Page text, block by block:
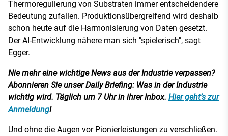
Thermoregulierung von Substraten immer entscheidendere
Bedeutung zufallen. Produktionsübergreifend wird deshalb
schon heute auf die Harmonisierung von Daten gesetzt.
Der AI-Entwicklung nähere man sich "spielerisch", sagt
Egger.
Nie mehr eine wichtige News aus der Industrie verpassen?
Abonnieren Sie unser Daily Briefing: Was in der Industrie
wichtig wird. Täglich um 7 Uhr in ihrer Inbox. Hier geht’s zur
Anmeldung!
Und ohne die Augen vor Pionierleistungen zu verschließen.